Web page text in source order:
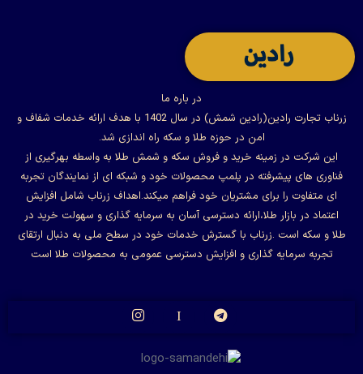
در باره ما
زرناب تجارت رادین(رادین شمش) در سال 1402 با هدف ارائه خدمات شفاف و
امن در حوزه طلا و سکه راه اندازی شد.
این شرکت در زمینه خرید و فروش سکه و شمش طلا به واسطه بهرگیری از
فناوری های پیشرفته در پلمپ محصولات خود و شبکه ای از نمایندگان تجربه
ای متفاوت را برای مشتریان خود فراهم میکند.اهداف زرناب شامل افزایش
اعتماد در بازار طلا،ارائه دسترسی آسان به سرمایه گذاری و سهولت خرید در
طلا و سکه است .زرناب با گسترش خدمات خود در سطح ملی به دنبال ارتقای
تجربه سرمایه گذاری و افزایش دسترسی عمومی به محصولات طلا است